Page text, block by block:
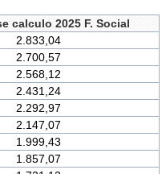
calculo 2025 F. Social
2.833,04
2.700,57
2.568,12
2.431,24
2.292,97
2.147,07
1.999,43
1.857,07